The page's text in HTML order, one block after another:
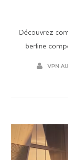
Découvrez
berline
VPN